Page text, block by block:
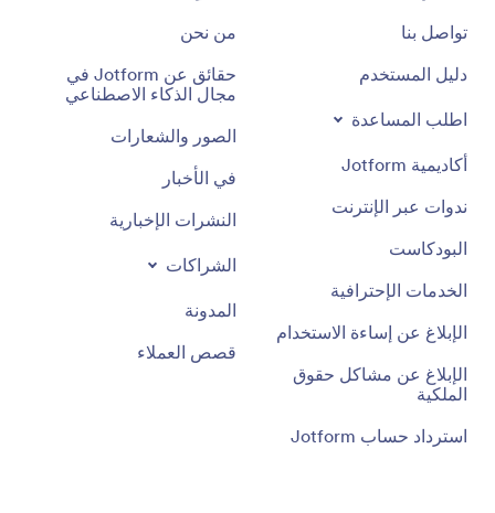
تواصل بنا
دليل المستخدم
اطلب المساعدة
أكاديمية Jotform
ندوات عبر الإنترنت
البودكاست
الخدمات الإحترافية
الإبلاغ عن إساءة الاستخدام
الإبلاغ عن مشاكل حقوق
الملكية
استرداد حساب Jotform
من نحن
حقائق عن Jotform في
مجال الذكاء الاصطناعي
الصور والشعارات
في الأخبار
النشرات الإخبارية
الشراكات
المدونة
قصص العملاء